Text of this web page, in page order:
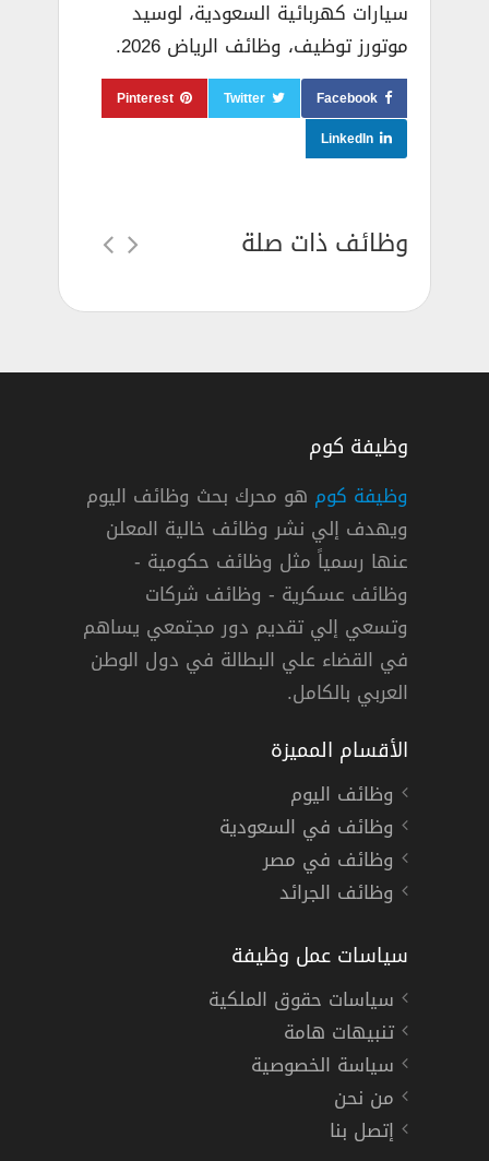
سيارات كهربائية السعودية، لوسيد
موتورز توظيف، وظائف الرياض 2026.
Facebook
Twitter
Pinterest
LinkedIn
وظائف ذات صلة
دوام كامل
وظيفة كوم
وظيفة كوم هو محرك بحث وظائف اليوم
ويهدف إلي نشر وظائف خالية المعلن
عنها رسمياً مثل وظائف حكومية -
وظائف عسكرية - وظائف شركات
وتسعي إلي تقديم دور مجتمعي يساهم
في القضاء علي البطالة في دول الوطن
العربي بالكامل.
الأقسام المميزة
وظائف اليوم
وظائف في السعودية
وظائف في مصر
وظائف الجرائد
سياسات عمل وظيفة
سياسات حقوق الملكية
تنبيهات هامة
سياسة الخصوصية
من نحن
إتصل بنا